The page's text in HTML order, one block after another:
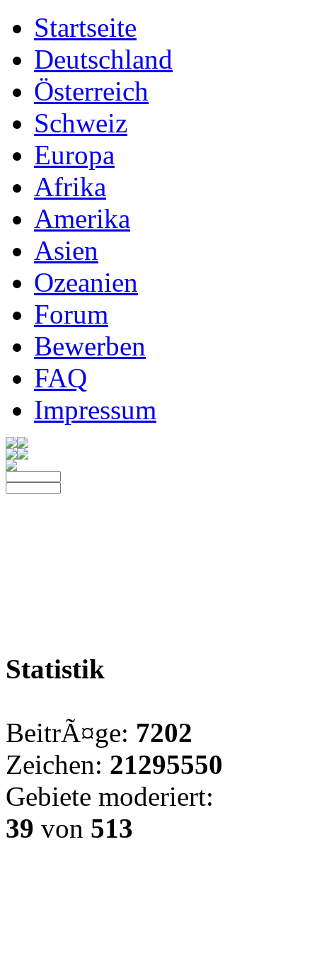
Startseite
Deutschland
Österreich
Schweiz
Europa
Afrika
Amerika
Asien
Ozeanien
Forum
Bewerben
FAQ
Impressum
Statistik
BeitrÃ¤ge: 7202
Zeichen: 21295550
Gebiete moderiert:
39 von 513